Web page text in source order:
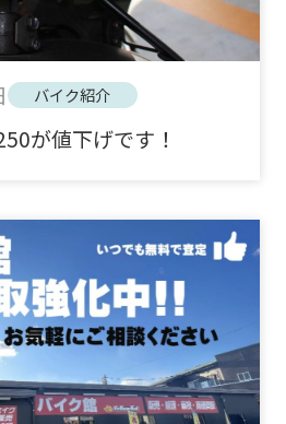
バイク紹介
が値下げです！